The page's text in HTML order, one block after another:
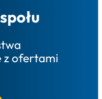
z ofertami